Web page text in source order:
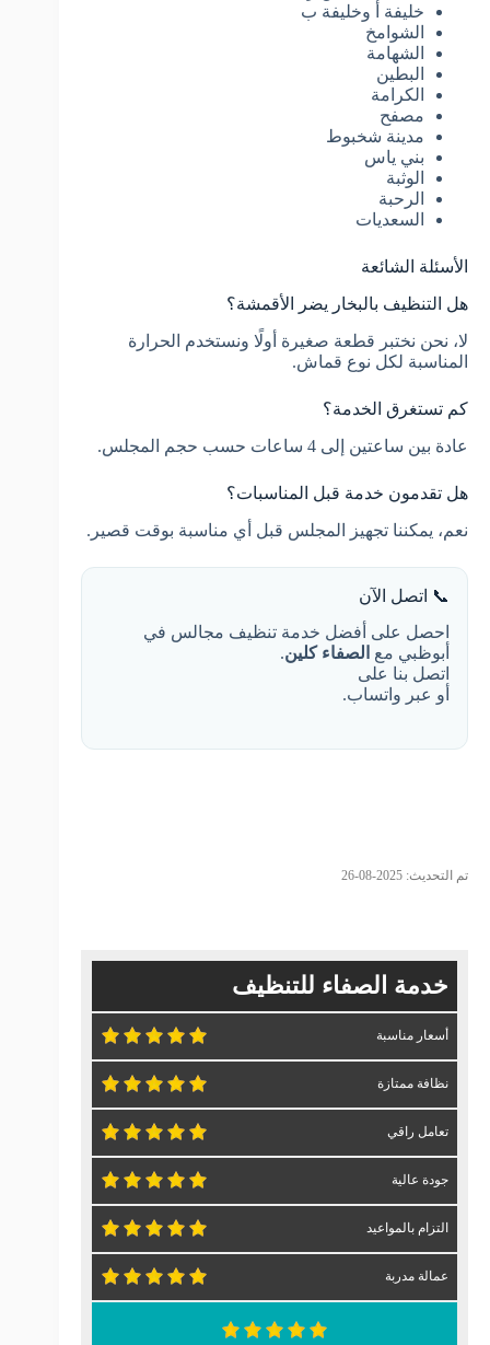
خليفة أ وخليفة ب
الشوامخ
الشهامة
البطين
الكرامة
مصفح
مدينة شخبوط
بني ياس
الوثبة
الرحبة
السعديات
الأسئلة الشائعة
هل التنظيف بالبخار يضر الأقمشة؟
لا، نحن نختبر قطعة صغيرة أولًا ونستخدم الحرارة
المناسبة لكل نوع قماش.
كم تستغرق الخدمة؟
عادة بين ساعتين إلى 4 ساعات حسب حجم المجلس.
هل تقدمون خدمة قبل المناسبات؟
نعم، يمكننا تجهيز المجلس قبل أي مناسبة بوقت قصير.
📞 اتصل الآن
احصل على أفضل خدمة تنظيف مجالس في
أبوظبي مع الصفاء كلين.
اتصل بنا على
أو عبر واتساب.
تم التحديث: 2025-08-26
خدمة الصفاء للتنظيف
أسعار مناسبة
نظافة ممتازة
تعامل راقي
جودة عالية
التزام بالمواعيد
عمالة مدربة